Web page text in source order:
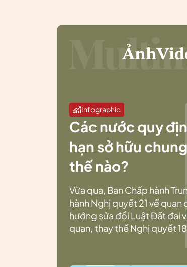
Ảnh
Infographic
Các nước quy
hạn sở hữu
thế nào?
Vừa qua, Ban Chấp hành
hành Nghị quyết 21 về quan
hướng sửa đổi Luật Đất đai
quan, thay thế Nghị quyết